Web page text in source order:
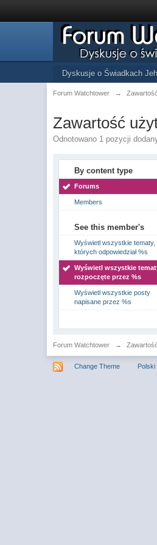
Dyskusje o Świadkach
Forum Watchtower →
Zawartość
Odnotowano 1 pozycji
By content type
Forums
Members
See this member's
Wyświetl wszystkie tematy,
których odpowiedział %s
Wyświetl wszystkie
rozpoczęte przez %s
Wyświetl wszystkie posty
napisane przez %s
Forum Watchtower →
Change Theme Polski